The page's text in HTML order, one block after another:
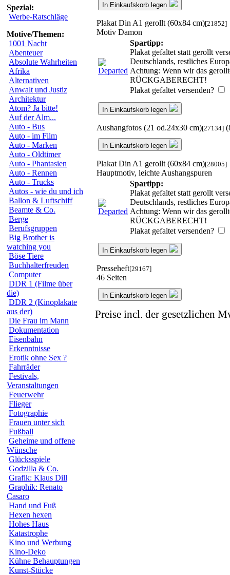
Spezial:
Werbe-Ratschläge
Motive/Themen:
1001 Nacht
Abenteuer
Absolute Wahrheiten
Afrika
Alternativen
Anwalt und Justiz
Architektur
Atom? Ja bitte!
Auf der Alm...
Auto - Bus
Auto - im Film
Auto - Marken
Auto - Oldtimer
Auto - Phantasien
Auto - Rennen
Auto - Trucks
Autos - wie du und ich
Ballon & Luftschiff
Beamte & Co.
Berge
Berufsgruppen
Big Brother is
watching you
Böse Tiere
Buchhalterfreuden
Computer
DDR 1 (Filme über
die)
DDR 2 (Kinoplakate
aus der)
Die Frau im Mann
Dokumentation
Eisenbahn
Erkenntnisse
Erotik ohne Sex ?
Fahrräder
Festivals,
Veranstaltungen
Feuerwehr
Flieger
Fotographie
Frauen unter sich
Fußball
Geheime und offene
Wünsche
Glücksspiele
Godzilla & Co.
Grafik: Klaus Dill
Graphik: Renato
Casaro
Hand und Fuß
Hexen hexen
Hohes Haus
Katastrophe
Kino und Werbung
Kino-Deko
Kühne Behauptungen
Kunst-Stücke
In Einkaufskorb legen
Plakat Din A1 gerollt (60x84 cm)[21852]
Motiv Damon
Spartipp:
Plakat gefaltet statt gerollt
Deutschlands, restliches
Achtung: Wenn wir das
RÜCKGABERECHT!
Plakat gefaltet versenden?
In Einkaufskorb legen
Aushangfotos (21 od.24x30 cm)[27134]
In Einkaufskorb legen
Plakat Din A1 gerollt (60x84 cm)[28005]
Hauptmotiv, leichte Aushangspuren
Spartipp:
Plakat gefaltet statt gerollt
Deutschlands, restliches
Achtung: Wenn wir das
RÜCKGABERECHT!
Plakat gefaltet versenden?
In Einkaufskorb legen
Presseheft[29167]
46 Seiten
In Einkaufskorb legen
Preise incl. der gesetzlichen